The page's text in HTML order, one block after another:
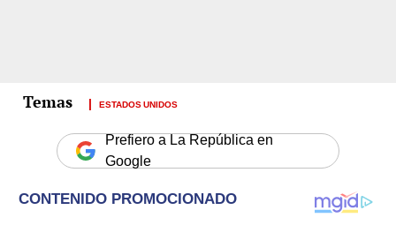
ESTADOS UNIDOS
Prefiero a La República en
Google